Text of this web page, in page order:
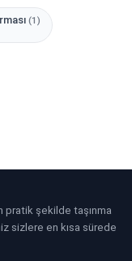
(1)
pratik şekilde taşınma
sizlere en kısa sürede